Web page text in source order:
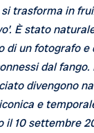
trasforma in
È stato
di un fotografo e
dal fango.
divengono
e
il 10 settembre